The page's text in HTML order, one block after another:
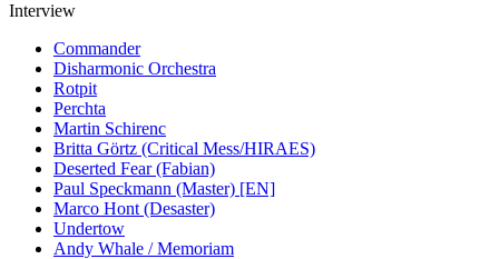
Interview
Commander
Disharmonic Orchestra
Rotpit
Perchta
Martin Schirenc
Britta Görtz (Critical Mess/HIRAES)
Deserted Fear (Fabian)
Paul Speckmann (Master) [EN]
Marco Hont (Desaster)
Undertow
Andy Whale / Memoriam